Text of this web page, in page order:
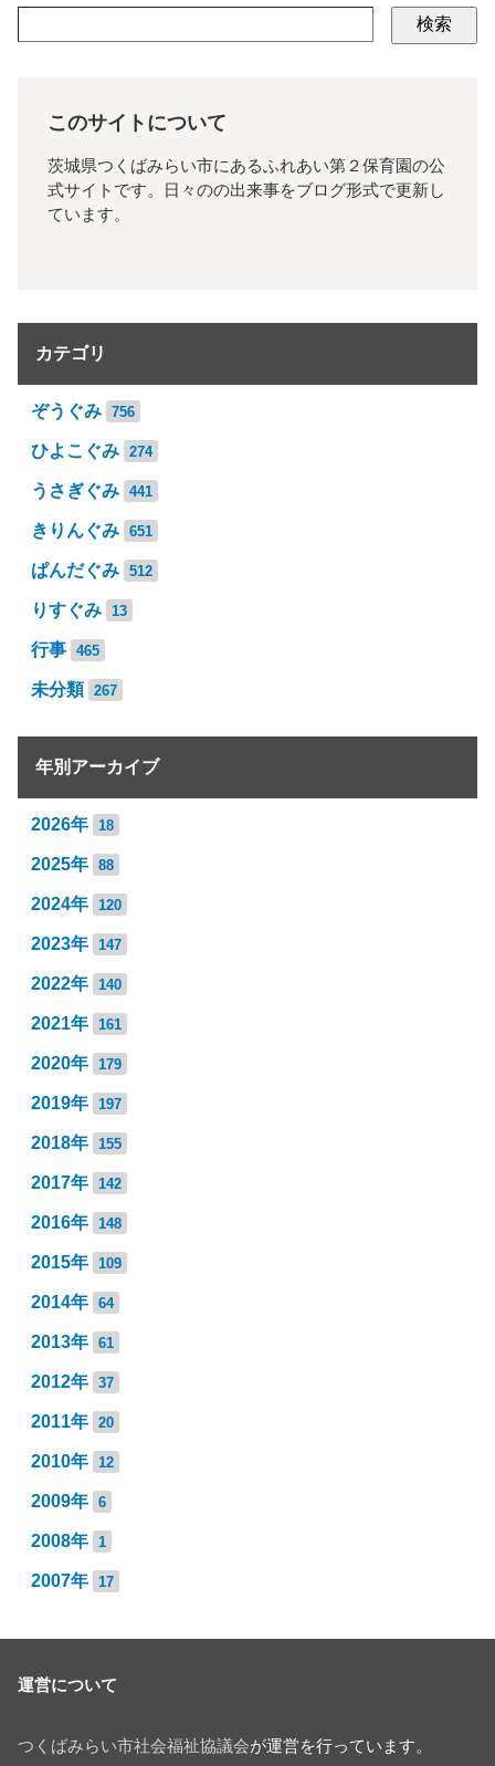
検索
このサイトについて
茨城県つくばみらい市にあるふれあい第２保育園の公
式サイトです。日々のの出来事をブログ形式で更新し
ています。
カテゴリ
ぞうぐみ 756
ひよこぐみ 274
うさぎぐみ 441
きりんぐみ 651
ぱんだぐみ 512
りすぐみ 13
行事 465
未分類 267
年別アーカイブ
2026年 18
2025年 88
2024年 120
2023年 147
2022年 140
2021年 161
2020年 179
2019年 197
2018年 155
2017年 142
2016年 148
2015年 109
2014年 64
2013年 61
2012年 37
2011年 20
2010年 12
2009年 6
2008年 1
2007年 17
運営について
つくばみらい市社会福祉協議会が運営を行っています。